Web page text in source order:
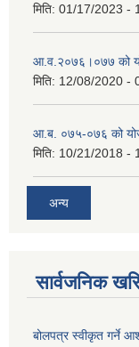
मिति: 01/17/2023 -
आ‍.व.२०७६।०७७ को
मिति: 12/08/2020 -
आ.ब. ०७५-०७६ को
मिति: 10/21/2018 -
अन्य
सार्वजनिक
बोलपत्र स्वीकृत गर्ने